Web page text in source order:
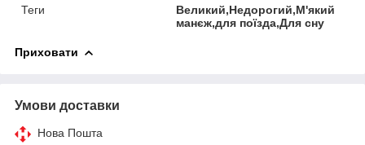
Теги
Великий,Недорогий,М'який
манєж,для поїзда,Для сну
Приховати
Умови доставки
Нова Пошта